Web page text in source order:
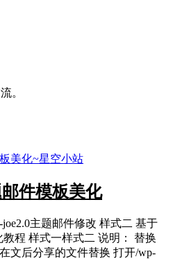
。
件模板美化
主题邮件修改 样式二 基于
程 样式一样式二 说明： 替换
文后分享的文件替换 打开/wp-